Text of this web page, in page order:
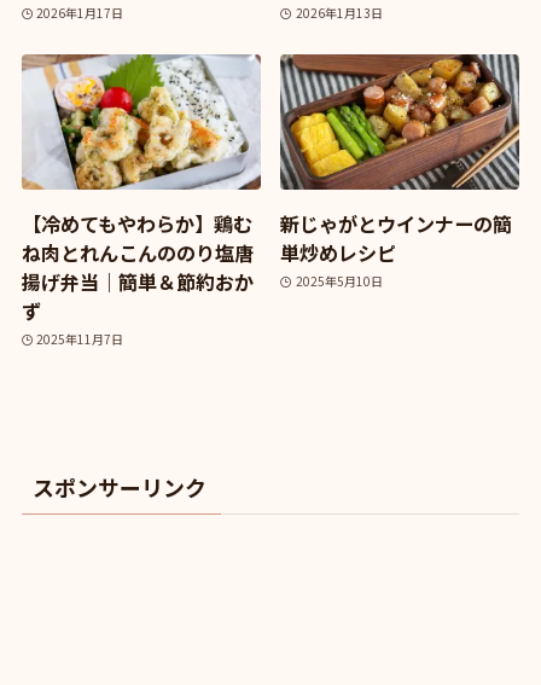
2026年1月17日 2026年1月13日
【冷めてもやわらか】鶏む
ね肉とれんこんののり塩唐
揚げ弁当｜簡単＆節約おか
ず
2025年11月7日
新じゃがとウインナーの簡
単炒めレシピ
2025年5月10日
スポンサーリンク